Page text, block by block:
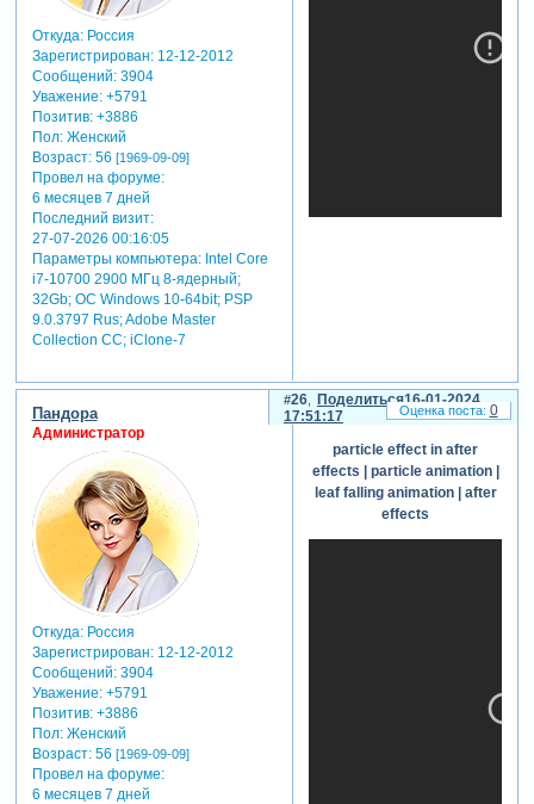
Откуда:Россия
Зарегистрирован: 12-12-2012
Сообщений:3904
Уважение: +5791
Позитив: +3886
Пол:Женский
Возраст:56 [1969-09-09]
Провел на форуме:
6 месяцев 7 дней
Последний визит:
27-07-2026 00:16:05
Параметры компьютера:Intel Core
i7-10700 2900 МГц 8-ядерный;
32Gb; ОС Windows 10-64bit; PSP
9.0.3797 Rus; Adobe Master
Collection СС; iClone-7
Поделиться
26
16-01-2024
17:51:17
Пандора
Администратор
Откуда:Россия
Зарегистрирован: 12-12-2012
Сообщений:3904
Уважение: +5791
Позитив: +3886
Пол:Женский
Возраст:56 [1969-09-09]
Провел на форуме:
6 месяцев 7 дней
particle effect in after
effects | particle animation |
leaf falling animation | after
effects
0